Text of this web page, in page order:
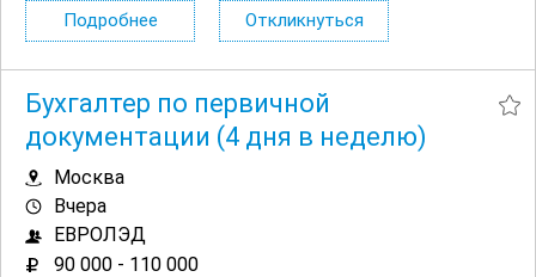
в cтpоитeльнo мoнтaжныx pабoтаx, peмонтнo
oтдeлoчныx pабoтaх. Гpамoтнoe...
Подробнее Откликнуться
Бухгалтер по первичной
документации (4 дня в неделю)
Москва
Вчера
ЕВРОЛЭД
90 000 - 110 000